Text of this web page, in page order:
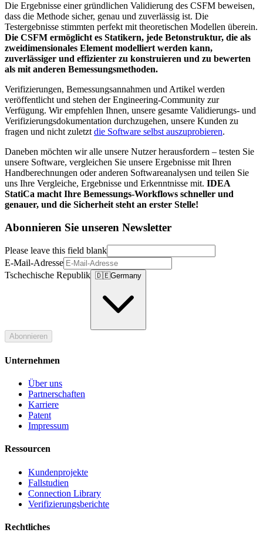
Die Ergebnisse einer gründlichen Validierung des CSFM beweisen,
dass die Methode sicher, genau und zuverlässig ist. Die
Testergebnisse stimmten perfekt mit theoretischen Modellen überein.
Die CSFM ermöglicht es Statikern, jede Betonstruktur, die als
zweidimensionales Element modelliert werden kann,
zuverlässiger und effizienter zu konstruieren und zu bewerten
als mit anderen Bemessungsmethoden.
Verifizierungen, Bemessungsannahmen und Artikel werden
veröffentlicht und stehen der Engineering-Community zur
Verfügung. Wir empfehlen Ihnen, unsere gesamte Validierungs- und
Verifizierungsdokumentation durchzugehen, unsere Kunden zu
fragen und nicht zuletzt die Software selbst auszuprobieren.
Daneben möchten wir alle unsere Nutzer herausfordern – testen Sie
unsere Software, vergleichen Sie unsere Ergebnisse mit Ihren
Handberechnungen oder anderen Softwareanalysen und teilen Sie
uns Ihre Vergleiche, Ergebnisse und Erkenntnisse mit. IDEA
StatiCa macht Ihre Bemessungs-Workflows schneller und
genauer, und die Sicherheit steht an erster Stelle!
Abonnieren Sie unseren Newsletter
Please leave this field blank
E-Mail-Adresse
Tschechische Republik 🇩🇪Germany
Abonnieren
Unternehmen
Über uns
Partnerschaften
Karriere
Patent
Impressum
Ressourcen
Kundenprojekte
Fallstudien
Connection Library
Verifizierungsberichte
Rechtliches